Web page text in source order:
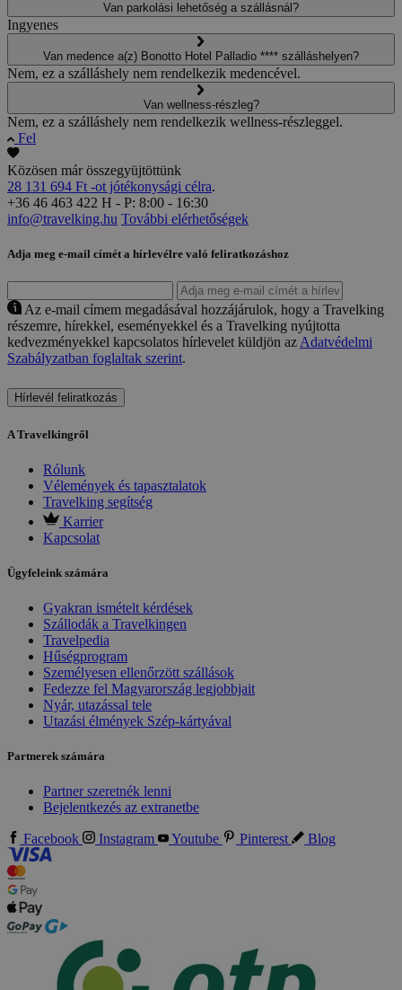
Van parkolási lehetőség a szállásnál?
Ingyenes
Van medence a(z) Bonotto Hotel Palladio **** szálláshelyen?
Nem, ez a szálláshely nem rendelkezik medencével.
Van wellness-részleg?
Nem, ez a szálláshely nem rendelkezik wellness-részleggel.
Fel
Közösen már összegyüjtöttünk
28 131 694 Ft -ot jótékonysági célra.
+36 46 463 422 H - P: 8:00 - 16:30
info@travelking.hu További elérhetőségek
Adja meg e-mail címét a hírlevélre való feliratkozáshoz
Az e-mail címem megadásával hozzájárulok, hogy a Travelking
részemre, hírekkel, eseményekkel és a Travelking nyújtotta
kedvezményekkel kapcsolatos hírlevelet küldjön az Adatvédelmi
Szabályzatban foglaltak szerint.
Hírlevél feliratkozás
A Travelkingről
Rólunk
Vélemények és tapasztalatok
Travelking segítség
Karrier
Kapcsolat
Ügyfeleink számára
Gyakran ismételt kérdések
Szállodák a Travelkingen
Travelpedia
Hűségprogram
Személyesen ellenőrzött szállások
Fedezze fel Magyarország legjobbjait
Nyár, utazással tele
Utazási élmények Szép-kártyával
Partnerek számára
Partner szeretnék lenni
Bejelentkezés az extranetbe
Facebook Instagram Youtube Pinterest Blog